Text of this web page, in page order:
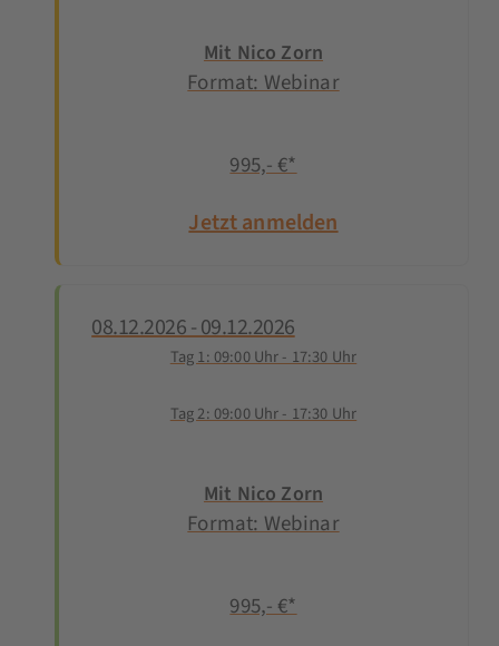
Mit Nico Zorn
Format: Webinar
995,- €*
Jetzt anmelden
08.12.2026 - 09.12.2026
Tag 1: 09:00 Uhr - 17:30 Uhr
Tag 2: 09:00 Uhr - 17:30 Uhr
Mit Nico Zorn
Format: Webinar
995,- €*